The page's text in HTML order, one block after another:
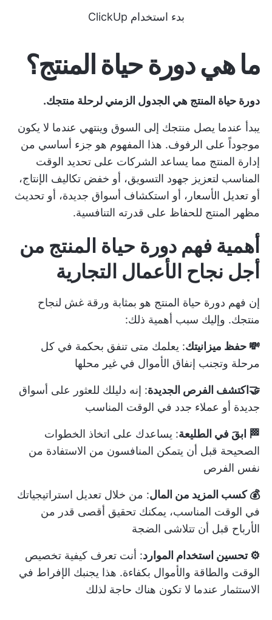
بدء استخدام ClickUp
ما هي دورة حياة المنتج؟
دورة حياة المنتج هي الجدول الزمني لرحلة منتجك.
يبدأ عندما يصل منتجك إلى السوق وينتهي عندما لا يكون
موجوداً على الرفوف. هذا المفهوم هو جزء أساسي من
إدارة المنتج مما يساعد الشركات على تحديد الوقت
المناسب لتعزيز جهود التسويق، أو خفض تكاليف الإنتاج،
أو تعديل الأسعار، أو استكشاف أسواق جديدة، أو تحديث
مظهر المنتج للحفاظ على قدرته التنافسية.
أهمية فهم دورة حياة المنتج من
أجل نجاح الأعمال التجارية
إن فهم دورة حياة المنتج هو بمثابة ورقة غش لنجاح
منتجك. وإليك سبب أهمية ذلك:
💸 حفظ ميزانيتك: يعلمك متى تنفق بحكمة في كل
مرحلة وتجنب إنفاق الأموال في غير محلها
🤝اكتشف الفرص الجديدة: إنه دليلك للعثور على أسواق
جديدة أو عملاء جدد في الوقت المناسب
🏁 ابقَ في الطليعة: يساعدك على اتخاذ الخطوات
الصحيحة قبل أن يتمكن المنافسون من الاستفادة من
نفس الفرص
💰 كسب المزيد من المال: من خلال تعديل استراتيجياتك
في الوقت المناسب، يمكنك تحقيق أقصى قدر من
الأرباح قبل أن تتلاشى الضجة
⚙️ تحسين استخدام الموارد: أنت تعرف كيفية تخصيص
الوقت والطاقة والأموال بكفاءة. هذا يجنبك الإفراط في
الاستثمار عندما لا تكون هناك حاجة لذلك